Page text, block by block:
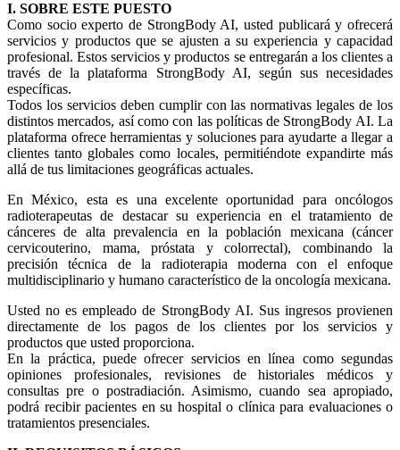
I. SOBRE ESTE PUESTO
Como socio experto de StrongBody AI, usted publicará y ofrecerá
servicios y productos que se ajusten a su experiencia y capacidad
profesional. Estos servicios y productos se entregarán a los clientes a
través de la plataforma StrongBody AI, según sus necesidades
específicas.
Todos los servicios deben cumplir con las normativas legales de los
distintos mercados, así como con las políticas de StrongBody AI. La
plataforma ofrece herramientas y soluciones para ayudarte a llegar a
clientes tanto globales como locales, permitiéndote expandirte más
allá de tus limitaciones geográficas actuales.
En México, esta es una excelente oportunidad para oncólogos
radioterapeutas de destacar su experiencia en el tratamiento de
cánceres de alta prevalencia en la población mexicana (cáncer
cervicouterino, mama, próstata y colorrectal), combinando la
precisión técnica de la radioterapia moderna con el enfoque
multidisciplinario y humano característico de la oncología mexicana.
Usted no es empleado de StrongBody AI. Sus ingresos provienen
directamente de los pagos de los clientes por los servicios y
productos que usted proporciona.
En la práctica, puede ofrecer servicios en línea como segundas
opiniones profesionales, revisiones de historiales médicos y
consultas pre o postradiación. Asimismo, cuando sea apropiado,
podrá recibir pacientes en su hospital o clínica para evaluaciones o
tratamientos presenciales.